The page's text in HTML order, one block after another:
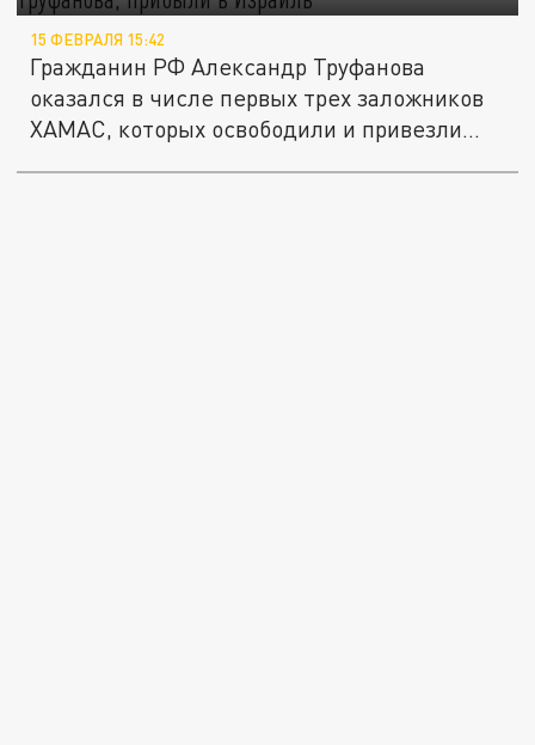
15 ФЕВРАЛЯ 15:42
Гражданин РФ Александр Труфанова
оказался в числе первых трех заложников
ХАМАС, которых освободили и привезли...